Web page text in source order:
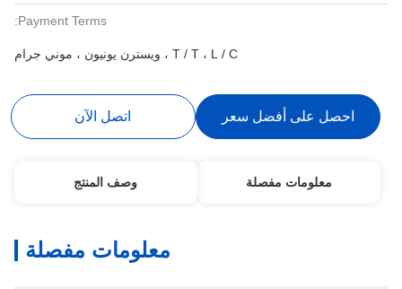
Payment Terms:
T / T ، L / C ، ويسترن يونيون ، موني جرام
احصل على أفضل سعر اتصل الآن
معلومات مفصلة وصف المنتج
معلومات مفصلة